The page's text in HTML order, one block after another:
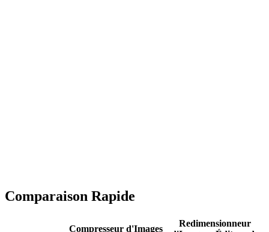
Comparaison Rapide
Compresseur d'Images
Redimensionneur